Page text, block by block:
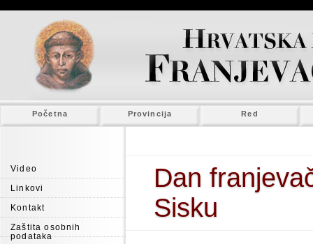
Početna Provincija Red
Video
Linkovi
Kontakt
Zaštita osobnih
podataka
Dan
Sisku